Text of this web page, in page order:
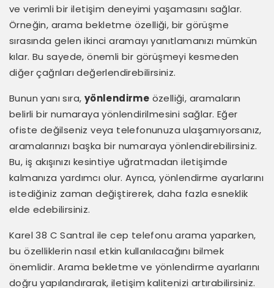
ve verimli bir iletişim deneyimi yaşamasını sağlar.
Örneğin, arama bekletme özelliği, bir görüşme
sırasında gelen ikinci aramayı yanıtlamanızı mümkün
kılar. Bu sayede, önemli bir görüşmeyi kesmeden
diğer çağrıları değerlendirebilirsiniz.
Bunun yanı sıra, yönlendirme özelliği, aramaların
belirli bir numaraya yönlendirilmesini sağlar. Eğer
ofiste değilseniz veya telefonunuza ulaşamıyorsanız,
aramalarınızı başka bir numaraya yönlendirebilirsiniz.
Bu, iş akışınızı kesintiye uğratmadan iletişimde
kalmanıza yardımcı olur. Ayrıca, yönlendirme ayarlarını
istediğiniz zaman değiştirerek, daha fazla esneklik
elde edebilirsiniz.
Karel 38 C Santral ile cep telefonu arama yaparken,
bu özelliklerin nasıl etkin kullanılacağını bilmek
önemlidir. Arama bekletme ve yönlendirme ayarlarını
doğru yapılandırarak, iletişim kalitenizi artırabilirsiniz.